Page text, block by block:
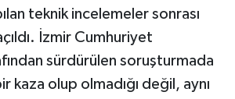
teknik incelemeler sonrası
İzmir Cumhuriyet
sürdürülen soruşturmada
kaza olup olmadığı değil, aynı